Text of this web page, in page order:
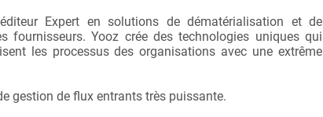
Expert en solutions de dématérialisation et de
fournisseurs. Yooz crée des technologies uniques qui
les processus des organisations avec une extrême
gestion de flux entrants très puissante.